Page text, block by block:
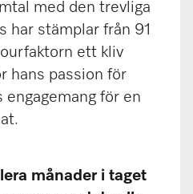
med den trevliga
har stämplar från 91
ett kliv
hans passion för
engagemang för en
månader i taget